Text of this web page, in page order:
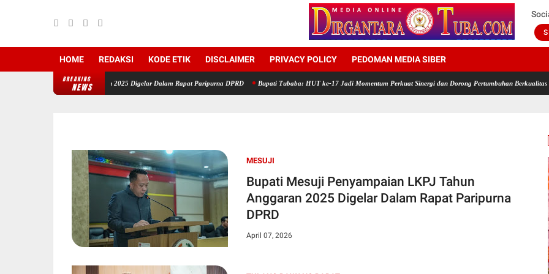
HOME REDAKSI KODE ETIK DISCLAIMER PRIVACY POLICY PEDOMAN MEDIA SIBER
BREAKING
NEWS
LKPJ Tahun Anggaran 2025 Digelar Dalam Rapat Paripurna DPRD Bupati Tubaba: HUT ke-17 Jadi Momentum Perkuat Sinergi dan Dorong Pertumbuhan Berkualitas
MESUJI
Bupati Mesuji Penyampaian LKPJ Tahun
Anggaran 2025 Digelar Dalam Rapat Paripurna
DPRD
April 07, 2026